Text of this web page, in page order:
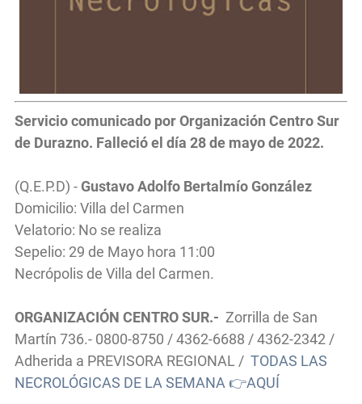
Serviciocomunicado por Organización Centro Sur
de Durazno. Falleció el día 28 de mayo de 2022.
(Q.E.P.D) - Gustavo Adolfo Bertalmío González
Domicilio: Villa del Carmen
Velatorio: No se realiza
Sepelio: 29 de Mayo hora 11:00
Necrópolis de Villa del Carmen.
ORGANIZACIÓN CENTRO SUR.- Zorrilla de San
Martín 736.- 0800-8750 / 4362-6688 / 4362-2342 /
Adherida a PREVISORA REGIONAL / TODAS LAS
NECROLÓGICAS DE LA SEMANA 👉AQUÍ